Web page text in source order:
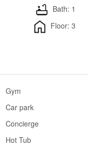
Bath: 1
Floor: 3
Gym
Car park
Concierge
Hot Tub